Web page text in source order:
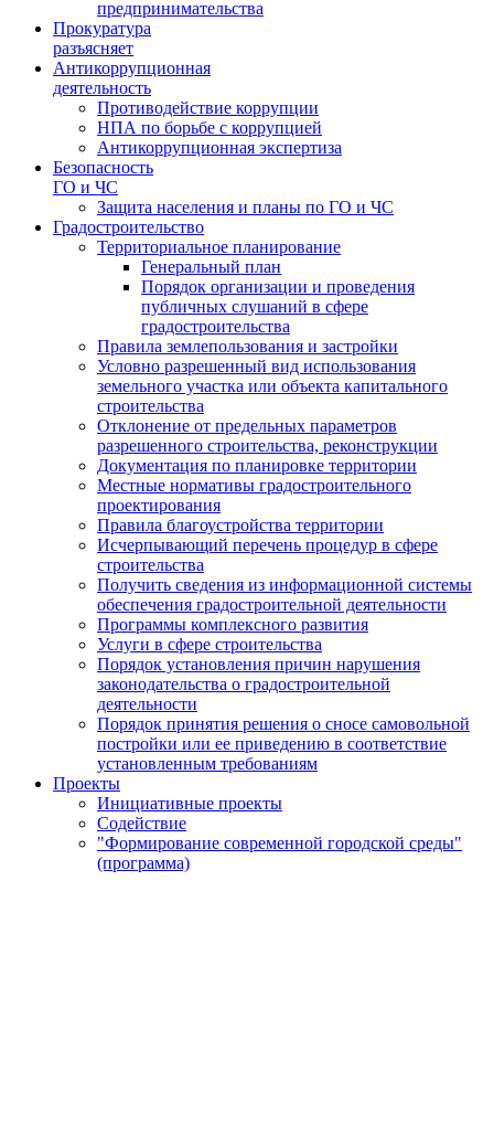
предпринимательства
Прокуратура
разъясняет
Антикоррупционная
деятельность
Противодействие коррупции
НПА по борьбе с коррупцией
Антикоррупционная экспертиза
Безопасность
ГО и ЧС
Защита населения и планы по ГО и ЧС
Градостроительство
Территориальное планирование
Генеральный план
Порядок организации и проведения
публичных слушаний в сфере
градостроительства
Правила землепользования и застройки
Условно разрешенный вид использования
земельного участка или объекта капитального
строительства
Отклонение от предельных параметров
разрешенного строительства, реконструкции
Документация по планировке территории
Местные нормативы градостроительного
проектирования
Правила благоустройства территории
Исчерпывающий перечень процедур в сфере
строительства
Получить сведения из информационной системы
обеспечения градостроительной деятельности
Программы комплексного развития
Услуги в сфере строительства
Порядок установления причин нарушения
законодательства о градостроительной
деятельности
Порядок принятия решения о сносе самовольной
постройки или ее приведению в соответствие
установленным требованиям
Проекты
Инициативные проекты
Содействие
"Формирование современной городской среды"
(программа)